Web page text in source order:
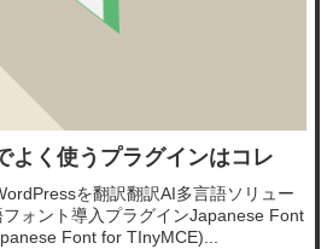
よく使うプラグインはコレ
を翻訳翻訳AI多言語ソリュー
ォント導入プラグインJapanese Font
Font for TInyMCE)...